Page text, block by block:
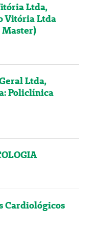
Ltda,
Vitória Ltda
Master)
Ltda,
Policlínica
Cardiológicos